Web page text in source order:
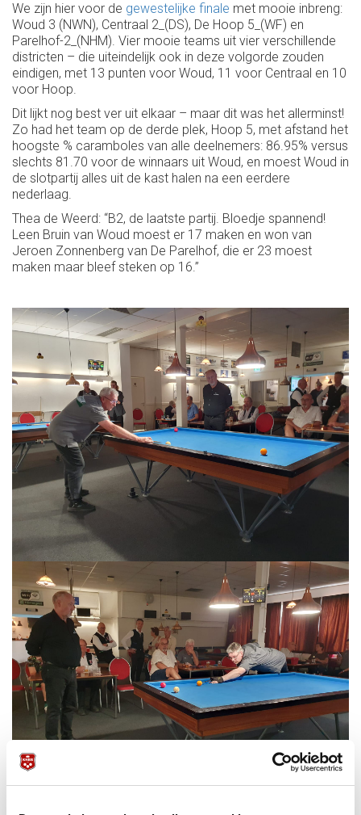
We zijn hier voor de gewestelijke finale met mooie inbreng:
Woud 3 (NWN), Centraal 2_(DS), De Hoop 5_(WF) en
Parelhof-2_(NHM). Vier mooie teams uit vier verschillende
districten – die uiteindelijk ook in deze volgorde zouden
eindigen, met 13 punten voor Woud, 11 voor Centraal en 10
voor Hoop.
Dit lijkt nog best ver uit elkaar – maar dit was het allerminst!
Zo had het team op de derde plek, Hoop 5, met afstand het
hoogste % caramboles van alle deelnemers: 86.95% versus
slechts 81.70 voor de winnaars uit Woud, en moest Woud in
de slotpartij alles uit de kast halen na een eerdere
nederlaag.
Thea de Weerd: “B2, de laatste partij. Bloedje spannend!
Leen Bruin van Woud moest er 17 maken en won van
Jeroen Zonnenberg van De Parelhof, die er 23 moest
maken maar bleef steken op 16.”